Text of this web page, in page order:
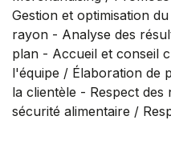
Gestion et optimisation
rayon - Analyse des
plan - Accueil et conseil
l'équipe / Élaboration de
la clientèle - Respect
sécurité alimentaire /